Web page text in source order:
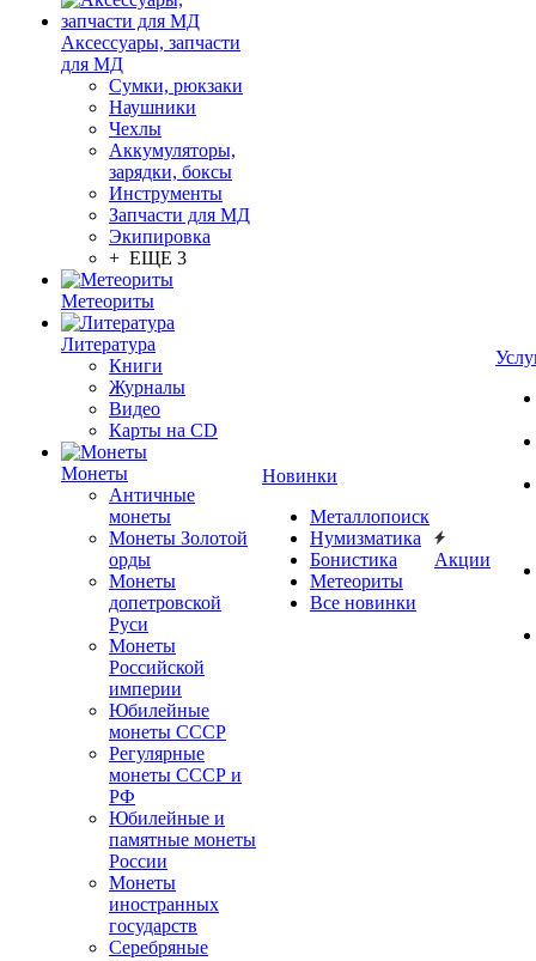
Аксессуары, запчасти
для МД
Сумки, рюкзаки
Наушники
Чехлы
Аккумуляторы,
зарядки, боксы
Инструменты
Запчасти для МД
Экипировка
+ ЕЩЕ 3
Метеориты
Литература
Книги
Журналы
Видео
Карты на CD
Монеты
Античные
монеты
Монеты Золотой
орды
Монеты
допетровской
Руси
Монеты
Российской
империи
Юбилейные
монеты СССР
Регулярные
монеты СССР и
РФ
Юбилейные и
памятные монеты
России
Монеты
иностранных
государств
Серебряные
Новинки
Металлопоиск
Нумизматика
Бонистика
Метеориты
Все новинки
Акции